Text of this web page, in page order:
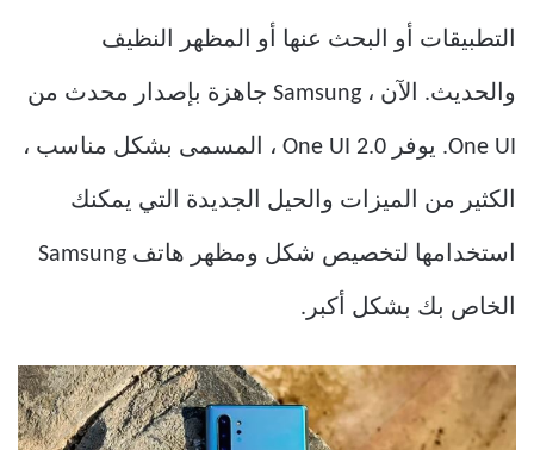
التطبيقات أو البحث عنها أو المظهر النظيف
والحديث. الآن ، Samsung جاهزة بإصدار محدث من
One UI. يوفر One UI 2.0 ، المسمى بشكل مناسب ،
الكثير من الميزات والحيل الجديدة التي يمكنك
استخدامها لتخصيص شكل ومظهر هاتف Samsung
الخاص بك بشكل أكبر.